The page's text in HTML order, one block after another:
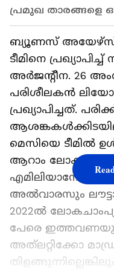
പ്രമുഖ താരങ്ങളെ
ബ്യൂണസ് അയേഴ്‌സ്:
ടീമിനെ
അര്‍ജന്റീന. 26
പരിശീലകന്‍
പ്രഖ്യാപിച്ചത്.
മെസിയെ ടീമില്‍
ആറാം
എമിലിയാനോ
അല്‍വാരസും
2022ല്‍
പേരെ ഇത്തവണയും
അത്‌ലറ്റിക്കോ